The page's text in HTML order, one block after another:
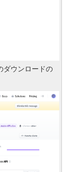
ダウンロードの